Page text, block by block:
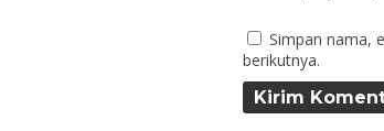
Simpan nama,
berikutnya.